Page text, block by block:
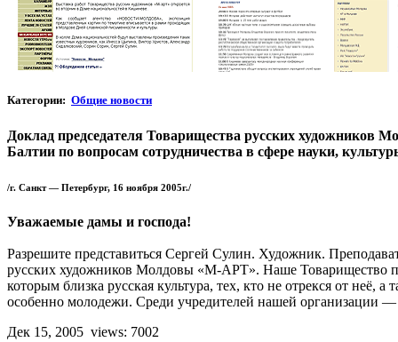
Категории: Общие новости
Доклад председателя Товарищества русских художников
Балтии по вопросам сотрудничества в сфере науки,
/г. Санкт — Петербург, 16 ноября 2005г./
Уважаемые дамы и господа!
Разрешите представиться Сергей Сулин. Художник.
русских художников Молдовы «М-АРТ». Наше Товарищество
которым близка русская культура, тех, кто не отрекся от неё,
особенно молодежи. Среди учредителей нашей организации
Дек 15, 2005 views: 7002